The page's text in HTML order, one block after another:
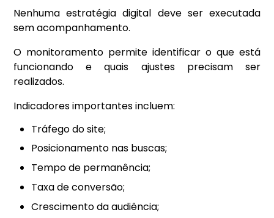
Nenhuma estratégia digital deve ser executada
sem acompanhamento.
O monitoramento permite identificar o que está
funcionando e quais ajustes precisam ser
realizados.
Indicadores importantes incluem:
Tráfego do site;
Posicionamento nas buscas;
Tempo de permanência;
Taxa de conversão;
Crescimento da audiência;